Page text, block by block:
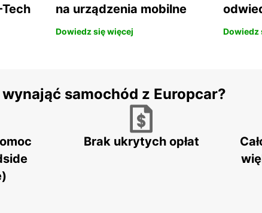
na urządzenia mobilne
Dowiedz się więcej Dowiedz
samochód z Europcar?
Brak ukrytych opłat